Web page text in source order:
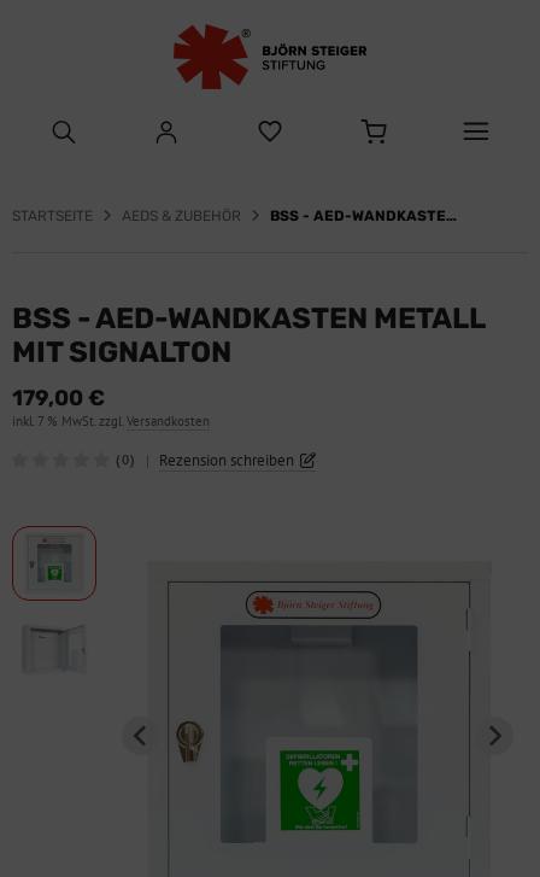
STARTSEITE AEDS & ZUBEHÖR BSS - AED-WANDKASTEN METALL MIT SIGNALTON
BSS - AED-WANDKASTEN METALL
MIT SIGNALTON
179,00 €
inkl. 7 % MwSt. zzgl.Versandkosten
(0) | Rezension schreiben